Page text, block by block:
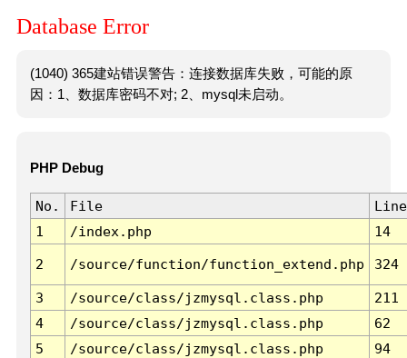
Database Error
(1040) 365建站错误警告：连接数据库失败，可能的原
因：1、数据库密码不对; 2、mysql未启动。
PHP Debug
No. File
Line
1
/index.php 14
2 /source/function/function_extend.php 324
3 /source/class/jzmysql.class.php
211
4
/source/class/jzmysql.class.php
62
5
/source/class/jzmysql.class.php
94